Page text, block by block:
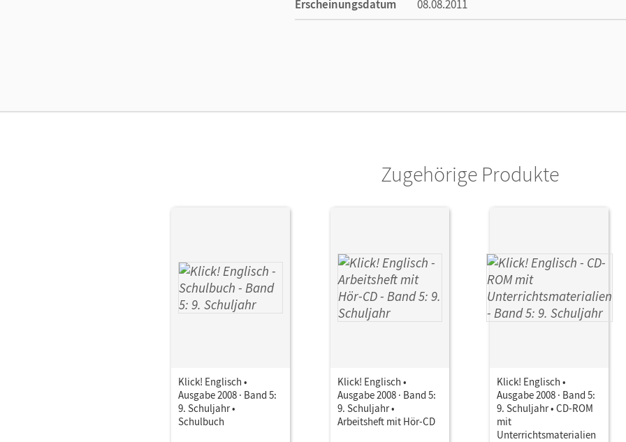
Erscheinungsdatum
08.08.2011
Zugehörige Produkte
Klick! Englisch •
Ausgabe 2008 · Band 5:
9. Schuljahr •
Schulbuch
Klick! Englisch •
Ausgabe 2008 · Band 5:
9. Schuljahr •
Arbeitsheft mit Hör-CD
Klick! Englisch •
Ausgabe 2008 · Band 5:
9. Schuljahr • CD-ROM
mit
Unterrichtsmaterialien